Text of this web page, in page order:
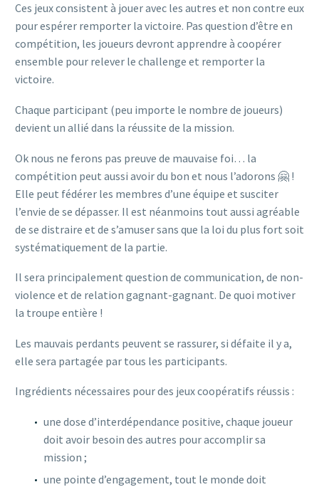
Ces jeux consistent à jouer avec les autres et non contre eux
pour espérer remporter la victoire. Pas question d’être en
compétition, les joueurs devront apprendre à coopérer
ensemble pour relever le challenge et remporter la
victoire.
Chaque participant (peu importe le nombre de joueurs)
devient un allié dans la réussite de la mission.
Ok nous ne ferons pas preuve de mauvaise foi… la
compétition peut aussi avoir du bon et nous l’adorons 🤗 !
Elle peut fédérer les membres d’une équipe et susciter
l’envie de se dépasser. Il est néanmoins tout aussi agréable
de se distraire et de s’amuser sans que la loi du plus fort soit
systématiquement de la partie.
Il sera principalement question de communication, de non-
violence et de relation gagnant-gagnant. De quoi motiver
la troupe entière !
Les mauvais perdants peuvent se rassurer, si défaite il y a,
elle sera partagée par tous les participants.
Ingrédients nécessaires pour des jeux coopératifs réussis :
une dose d’interdépendance positive, chaque joueur
doit avoir besoin des autres pour accomplir sa
mission ;
une pointe d’engagement, tout le monde doit